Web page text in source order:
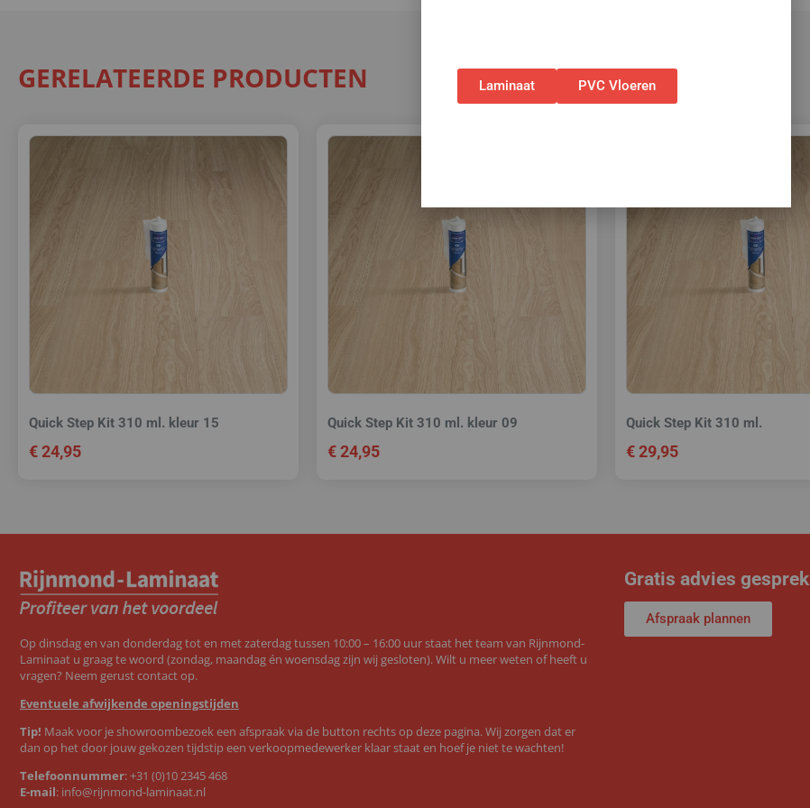
GERELATEERDE PRODUCTEN
Quick Step Kit 310 ml. kleur 15
€24,95
Quick Step Kit 310 ml. kleur 09
€24,95
Quick Step Kit 310 ml.
€29,95
Op dinsdag en van donderdag tot en met zaterdag tussen 10:00 – 16:00 uur staat het team van Rijnmond-
Laminaat u graag te woord (zondag, maandag én woensdag zijn wij gesloten). Wilt u meer weten of heeft u
vragen? Neem gerust contact op.
Eventuele afwijkende openingstijden
Tip! Maak voor je showroombezoek een afspraak via de button rechts op deze pagina. Wij zorgen dat er
dan op het door jouw gekozen tijdstip een verkoopmedewerker klaar staat en hoef je niet te wachten!
Telefoonnummer:+31 (0)10 2345 468
E-mail: info@rijnmond-laminaat.nl
Gratis advies gesprek
Afspraak plannen
Laminaat PVC Vloeren